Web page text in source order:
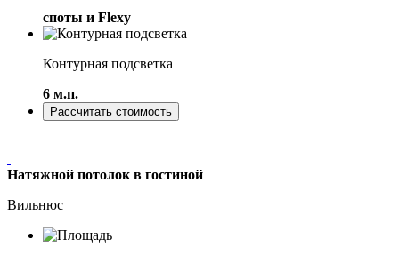
споты и Flexy
Контурная подсветка
6 м.п.
Рассчитать стоимость
Натяжной потолок в гостиной
Вильнюс